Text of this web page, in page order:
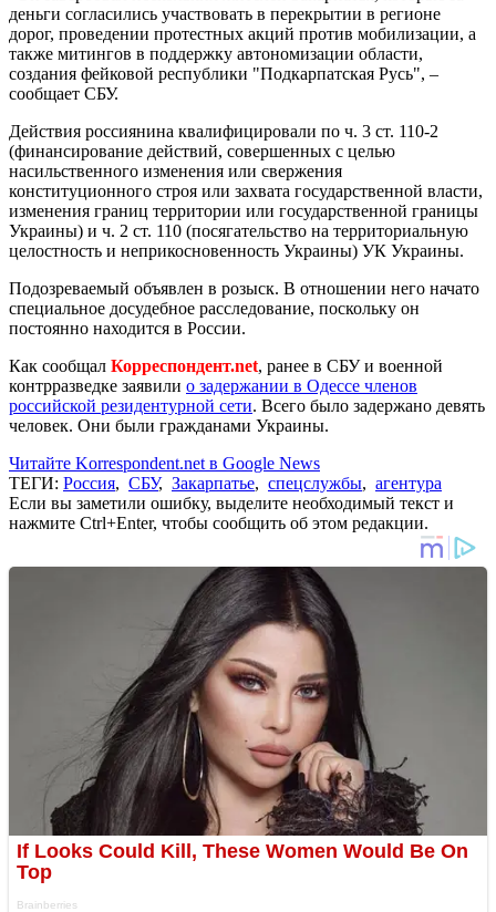
деньги согласились участвовать в перекрытии в регионе
дорог, проведении протестных акций против мобилизации, а
также митингов в поддержку автономизации области,
создания фейковой республики "Подкарпатская Русь", –
сообщает СБУ.
Действия россиянина квалифицировали по ч. 3 ст. 110-2
(финансирование действий, совершенных с целью
насильственного изменения или свержения
конституционного строя или захвата государственной власти,
изменения границ территории или государственной границы
Украины) и ч. 2 ст. 110 (посягательство на территориальную
целостность и неприкосновенность Украины) УК Украины.
Подозреваемый объявлен в розыск. В отношении него начато
специальное досудебное расследование, поскольку он
постоянно находится в России.
Как сообщал Корреспондент.net, ранее в СБУ и военной
контрразведке заявили о задержании в Одессе членов
российской резидентурной сети. Всего было задержано девять
человек. Они были гражданами Украины.
Читайте Korrespondent.net в Google News
ТЕГИ: Россия, СБУ, Закарпатье, спецслужбы, агентура
Если вы заметили ошибку, выделите необходимый текст и
нажмите Ctrl+Enter, чтобы сообщить об этом редакции.